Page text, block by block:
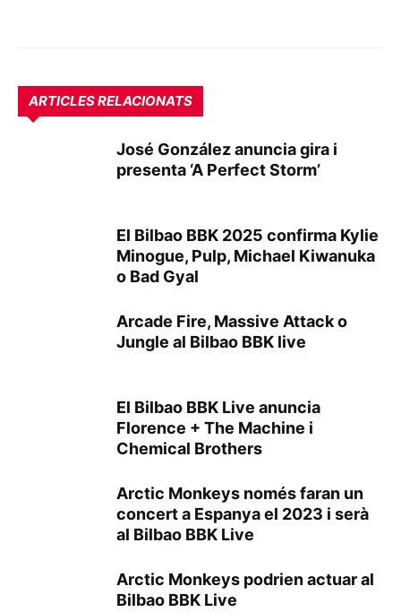
ARTICLES RELACIONATS
José González anuncia gira i
presenta ‘A Perfect Storm’
El Bilbao BBK 2025 confirma Kylie
Minogue, Pulp, Michael Kiwanuka
o Bad Gyal
Arcade Fire, Massive Attack o
Jungle al Bilbao BBK live
El Bilbao BBK Live anuncia
Florence + The Machine i
Chemical Brothers
Arctic Monkeys només faran un
concert a Espanya el 2023 i serà
al Bilbao BBK Live
Arctic Monkeys podrien actuar al
Bilbao BBK Live